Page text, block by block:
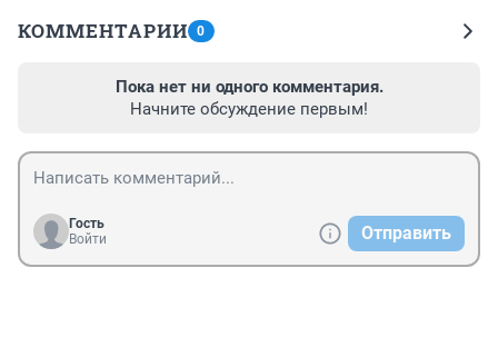
КОММЕНТАРИИ 0
Пока нет ни одного комментария.
Начните обсуждение первым!
Гость
Войти
Отправить